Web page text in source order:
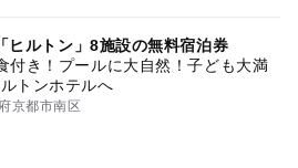
ヒルトン」8施設の無料宿泊券
付き！プールに大自然！子ども大満
トンホテルへ
京都市南区